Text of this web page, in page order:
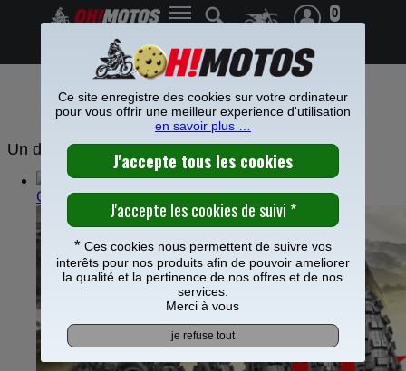
0
Frais de port offerts à partir de 49€
NOS GUIDES PRATIQUES
Un doute ? Laissez-vous guider :
Guide des tailles
Ce site enregistre des cookies sur votre ordinateur
pour vous offrir une meilleur experience d'utilisation
en savoir plus …
*Ces cookies nous permettent de suivre vos
interêts pour nos produits afin de pouvoir ameliorer
la qualité et la pertinence de nos offres et de nos
services.
Merci à vous